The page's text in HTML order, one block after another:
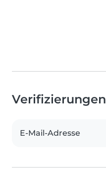
Verifizierungen
E-Mail-Adresse